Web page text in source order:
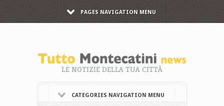
PAGES NAVIGATION MENU
LE NOTIZIE DELLA TUA CITTÀ
CATEGORIES NAVIGATION MENU